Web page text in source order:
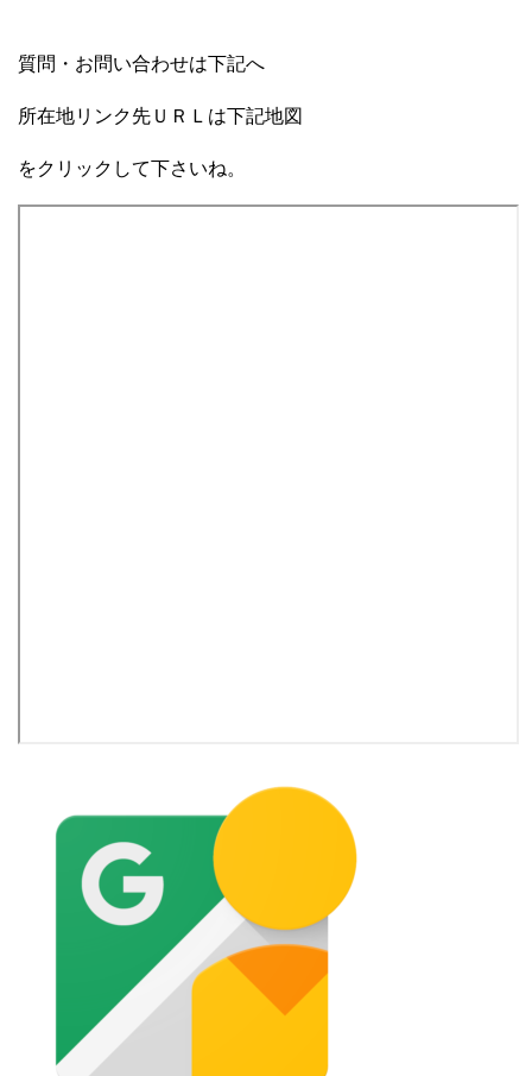
質問・お問い合わせは下記へ
所在地リンク先ＵＲＬは下記地図
をクリックして下さいね。